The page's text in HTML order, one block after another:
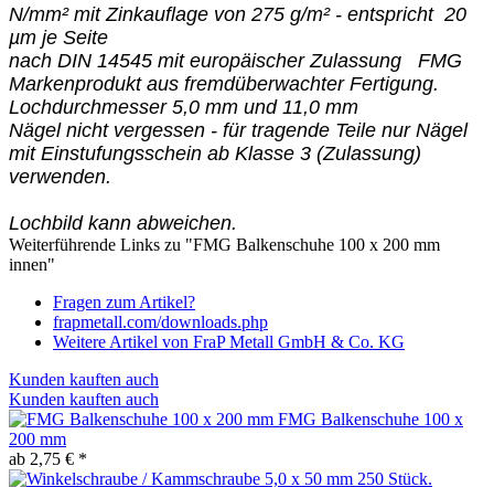
N/mm² mit Zinkauflage von 275 g/m² - entspricht 20
µm je Seite
nach DIN 14545 mit europäischer Zulassung FMG
Markenprodukt aus fremdüberwachter Fertigung.
Lochdurchmesser 5,0 mm und 11,0 mm
Nägel nicht vergessen - für tragende Teile nur Nägel
mit Einstufungsschein ab Klasse 3 (Zulassung)
verwenden.
Lochbild kann abweichen.
Weiterführende Links zu "FMG Balkenschuhe 100 x 200 mm
innen"
Fragen zum Artikel?
frapmetall.com/downloads.php
Weitere Artikel von FraP Metall GmbH & Co. KG
Kunden kauften auch
Kunden kauften auch
FMG Balkenschuhe 100 x
200 mm
ab 2,75 € *